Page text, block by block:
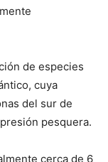
de especies
cuya
del sur de
pesquera.
cerca de 6